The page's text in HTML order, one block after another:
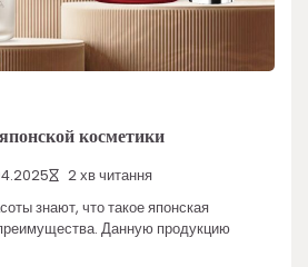
косметики
2 хв читання
знают, что такое японская
Данную продукцию